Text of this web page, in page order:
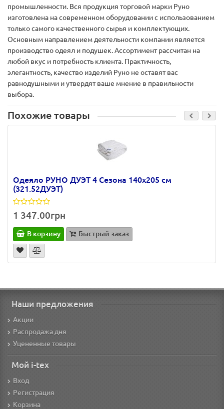
промышленности. Вся продукция торговой марки Руно
изготовлена на современном оборудовании с использованием
только самого качественного сырья и комплектующих.
Основным направлением деятельности компании является
производство одеял и подушек. Ассортимент рассчитан на
любой вкус и потребность клиента. Практичность,
элегантность, качество изделий Руно не оставят вас
равнодушными и утвердят ваше мнение в правильности
выбора.
Похожие товары
Одеяло РУНО ДУЭТ 4 Сезона 140х205 см
(321.52ДУЭТ)
1 347.00грн
В корзину Быстрый заказ
Наши предложения
Акции
Распродажа дня
Уцененные товары
Мой i-tex
Вход
Регистрация
Корзина